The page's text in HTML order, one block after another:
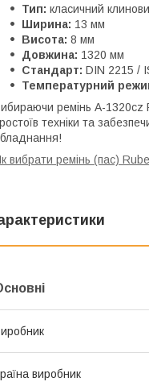
Тип: класичний
Ширина: 13 мм
Висота: 8 мм
Довжина: 1320 мм
Стандарт: DIN 2215 /
Температурний
ремінь A-1320cz
техніки та
вибрати ремінь (пас)
виробник